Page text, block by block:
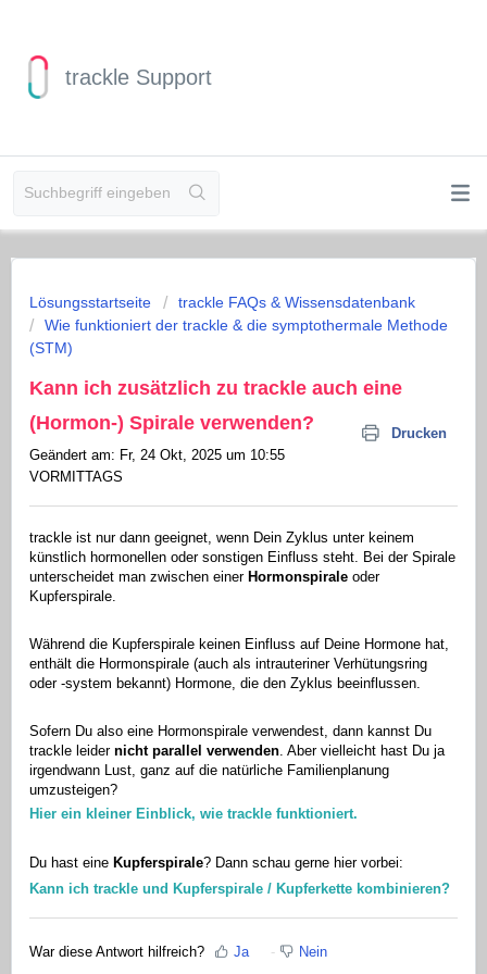
trackle Support
Lösungsstartseite
trackle FAQs & Wissensdatenbank
Wie funktioniert der trackle & die symptothermale Methode
(STM)
Kann ich zusätzlich zu trackle auch eine
(Hormon-) Spirale verwenden?
Drucken
Geändert am: Fr, 24 Okt, 2025 um 10:55
VORMITTAGS
trackle ist nur dann geeignet, wenn Dein Zyklus unter keinem
künstlich hormonellen oder sonstigen Einfluss steht. Bei der Spirale
unterscheidet man zwischen einer Hormonspirale oder
Kupferspirale.
Während die Kupferspirale keinen Einfluss auf Deine Hormone hat,
enthält die Hormonspirale (auch als intrauteriner Verhütungsring
oder -system bekannt) Hormone, die den Zyklus beeinflussen.
Sofern Du also eine Hormonspirale verwendest, dann kannst Du
trackle leider nicht parallel verwenden. Aber vielleicht hast Du ja
irgendwann Lust, ganz auf die natürliche Familienplanung
umzusteigen?
Hier ein kleiner Einblick, wie trackle funktioniert.
Du hast eine Kupferspirale? Dann schau gerne hier vorbei:
Kann ich trackle und Kupferspirale / Kupferkette kombinieren?
War diese Antwort hilfreich? Ja Nein